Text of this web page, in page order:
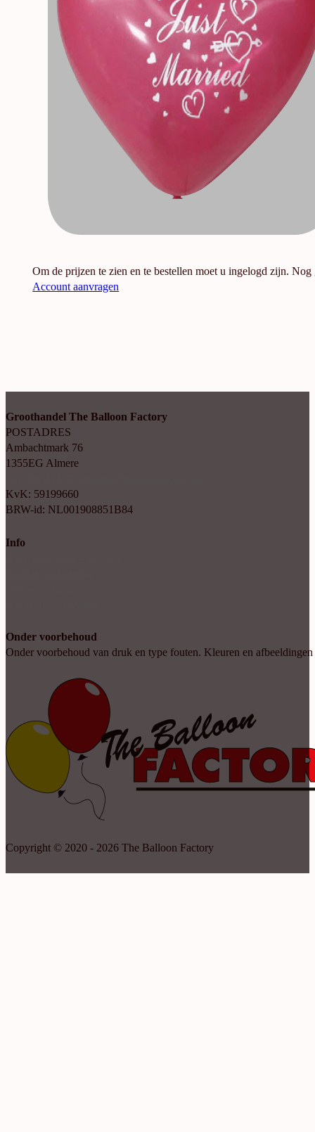
Om de prijzen te zien en te bestellen moet u ingelogd zijn. Nog
Account aanvragen
Groothandel The Balloon Factory
POSTADRES
Ambachtmark 76
1355EG Almere
KvK: 59199660
BRW-id: NL001908851B84
Info
Onder voorbehoud
Onder voorbehoud van druk en type fouten. Kleuren en
Copyright © 2020 - 2026 The Balloon Factory